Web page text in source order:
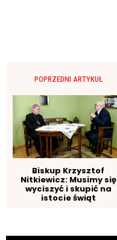
POPRZEDNI ARTYKUŁ
Biskup Krzysztof
Nitkiewicz: Musimy się
wyciszyć i skupić na
istocie świąt